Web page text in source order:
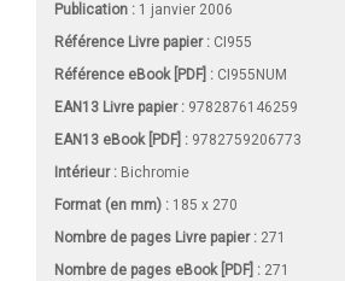
Publication : 1 janvier 2006
Référence Livre papier : CI955
Référence eBook [PDF] : CI955NUM
EAN13 Livre papier : 9782876146259
EAN13 eBook [PDF] : 9782759206773
Intérieur : Bichromie
Format (en mm) : 185 x 270
Nombre de pages Livre papier: 271
Nombre de pages eBook [PDF] : 271